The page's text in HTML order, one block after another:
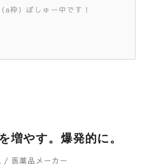
a枠）ぼしゅー中です！
増やす。爆発的に。
/ 医薬品メーカー